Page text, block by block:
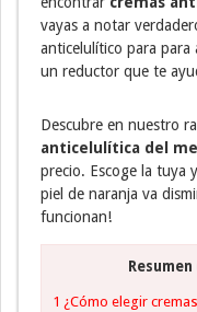
vayas a notar
anticelulítico para para
un reductor que te
Descubre en nuestro
anticelulítica del
precio. Escoge la tuya
piel de naranja va
funcionan!
1 ¿Cómo elegir